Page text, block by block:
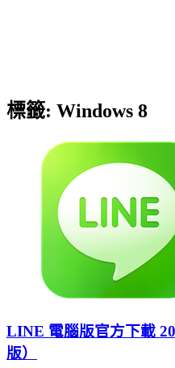
標籤: Windows 8
LINE 電腦版官方下載
版）